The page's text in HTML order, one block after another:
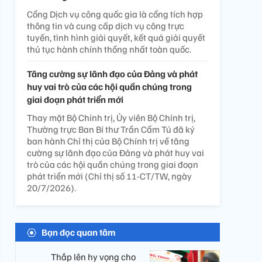
Cổng Dịch vụ công quốc gia là cổng tích hợp
thông tin và cung cấp dịch vụ công trực
tuyến, tình hình giải quyết, kết quả giải quyết
thủ tục hành chính thống nhất toàn quốc.
Tăng cường sự lãnh đạo của Đảng và phát
huy vai trò của các hội quần chúng trong
giai đoạn phát triển mới
Thay mặt Bộ Chính trị, Ủy viên Bộ Chính trị,
Thường trực Ban Bí thư Trần Cẩm Tú đã ký
ban hành Chỉ thị của Bộ Chính trị về tăng
cường sự lãnh đạo của Đảng và phát huy vai
trò của các hội quần chúng trong giai đoạn
phát triển mới (Chỉ thị số 11-CT/TW, ngày
20/7/2026).
Bạn đọc quan tâm
Thắp lên hy vọng cho